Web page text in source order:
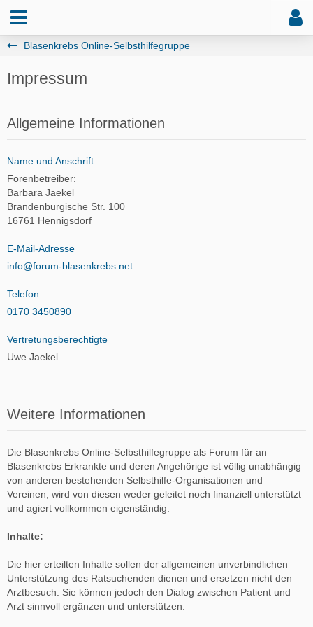
Blasenkrebs Online-Selbsthilfegruppe
Impressum
Allgemeine Informationen
Name und Anschrift
Forenbetreiber:
Barbara Jaekel
Brandenburgische Str. 100
16761 Hennigsdorf
E-Mail-Adresse
info@forum-blasenkrebs.net
Telefon
0170 3450890
Vertretungsberechtigte
Uwe Jaekel
Weitere Informationen
Die Blasenkrebs Online-Selbsthilfegruppe als Forum für an
Blasenkrebs Erkrankte und deren Angehörige ist völlig unabhängig
von anderen bestehenden Selbsthilfe-Organisationen und
Vereinen, wird von diesen weder geleitet noch finanziell unterstützt
und agiert vollkommen eigenständig.
Inhalte:
Die hier erteilten Inhalte sollen der allgemeinen unverbindlichen
Unterstützung des Ratsuchenden dienen und ersetzen nicht den
Arztbesuch. Sie können jedoch den Dialog zwischen Patient und
Arzt sinnvoll ergänzen und unterstützen.